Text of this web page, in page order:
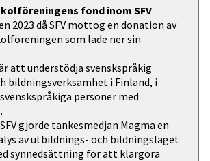
fond inom SFV
2023 då SFV mottog en donation av
som lade ner sin
att understödja svenskspråkig
bildningsverksamhet i Finland, i
personer med
gjorde tankesmedjan Magma en
av utbildnings- och bildningsläget
synnedsättning för att klargöra